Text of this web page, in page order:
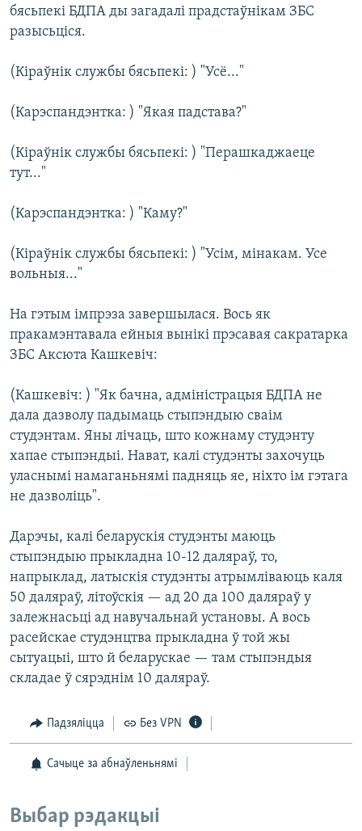
бясьпекі БДПА ды загадалі прадстаўнікам ЗБС
разысьціся.
(Кіраўнік службы бясьпекі: ) "Усё..."
(Карэспандэнтка: ) "Якая падстава?"
(Кіраўнік службы бясьпекі: ) "Перашкаджаеце
тут..."
(Карэспандэнтка: ) "Каму?"
(Кіраўнік службы бясьпекі: ) "Усім, мінакам. Усе
вольныя..."
На гэтым імпрэза завершылася. Вось як
пракамэнтавала ейныя вынікі прэсавая сакратарка
ЗБС Аксюта Кашкевіч:
(Кашкевіч: ) "Як бачна, адміністрацыя БДПА не
дала дазволу падымаць стыпэндыю сваім
студэнтам. Яны лічаць, што кожнаму студэнту
хапае стыпэндыі. Нават, калі студэнты захочуць
уласнымі намаганьнямі падняць яе, ніхто ім гэтага
не дазволіць".
Дарэчы, калі беларускія студэнты маюць
стыпэндыю прыкладна 10-12 даляраў, то,
напрыклад, латыскія студэнты атрымліваюць каля
50 даляраў, літоўскія — ад 20 да 100 даляраў у
залежнасьці ад навучальнай установы. А вось
расейскае студэнцтва прыкладна ў той жы
сытуацыі, што й беларускае — там стыпэндыя
складае ў сярэднім 10 даляраў.
Падзяліцца Без VPN
Сачыце за абнаўленьнямі
Выбар рэдакцыі